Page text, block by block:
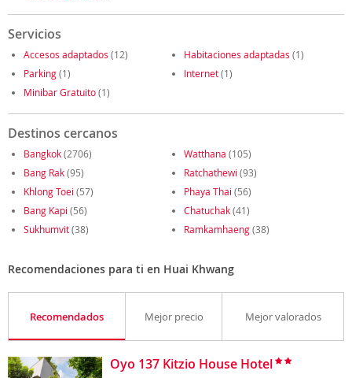
Servicios
Accesos adaptados (12) Habitaciones adaptadas (1)
Parking(1) Internet(1)
Minibar Gratuito(1)
Destinos cercanos
Bangkok(2706) Watthana (105)
Bang Rak(95) Ratchathewi (93)
Khlong Toei (57) Phaya Thai (56)
Bang Kapi (56) Chatuchak(41)
Sukhumvit(38) Ramkamhaeng(38)
Recomendaciones para ti en Huai Khwang
Recomendados Mejor precio Mejor valorados
Oyo 137 Kitzio House Hotel